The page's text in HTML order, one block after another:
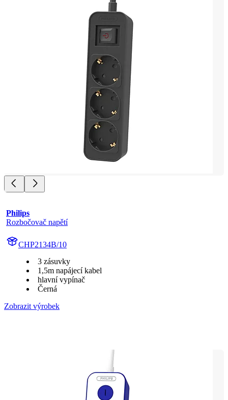
Philips
Rozbočovač napětí
CHP2134B/10
3 zásuvky
1,5m napájecí kabel
hlavní vypínač
Černá
Zobrazit výrobek